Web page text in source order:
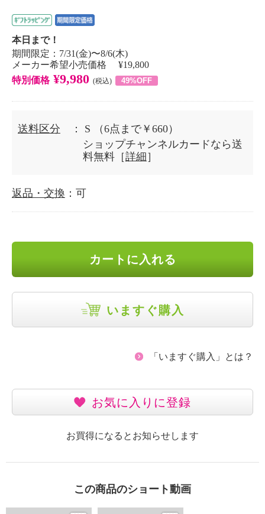
本日まで！
期間限定：7/31(金)〜8/6(木)
メーカー希望小売価格 ¥19,800
特別価格 ¥9,980 (税込) 49%OFF
送料区分 ： S
（6点まで￥660）
ショップチャンネルカードなら送
料無料［詳細 ］
返品・交換 ：可
カートに入れる
いますぐ購入
「いますぐ購入」とは？
お気に入りに登録
お買得になるとお知らせします
この商品のショート動画